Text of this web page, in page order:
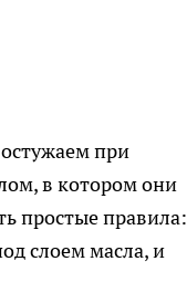
при
в котором они
простые правила:
слоем масла, и